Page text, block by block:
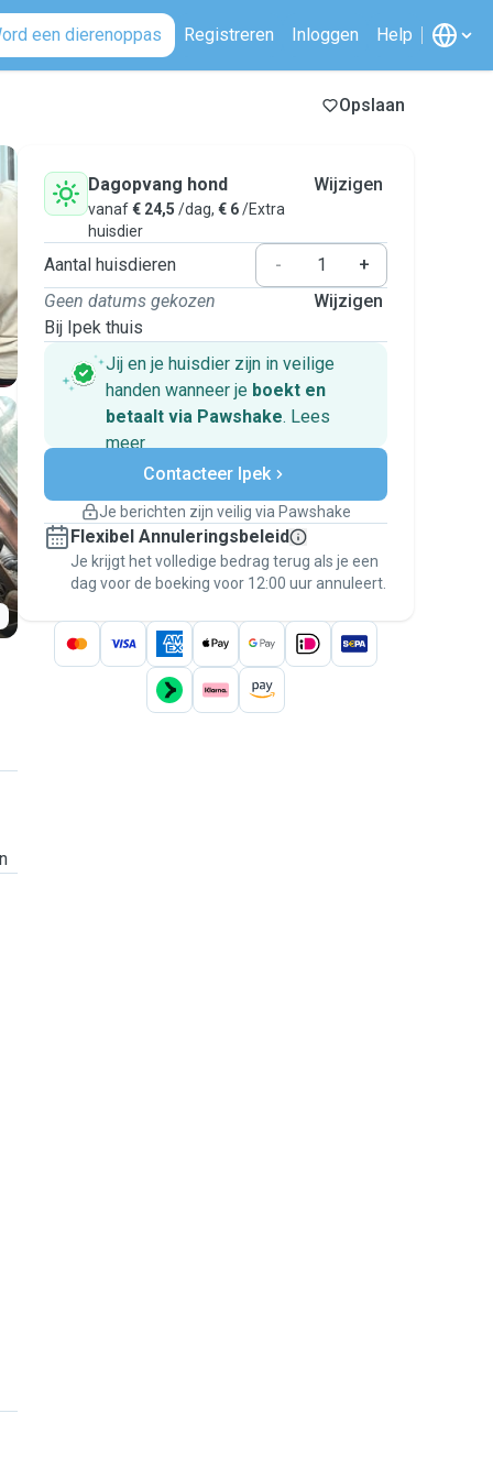
een dierenoppas Registreren Inloggen Help
Opslaan
Dagopvang hond
vanaf€ 24,5 /dag, € 6/Extra
huisdier
Wijzigen
Aantal huisdieren -
+
Geen datums gekozen
Bij Ipek thuis
Wijzigen
Jij en je huisdier zijn in veilige
handen wanneer je boekt en
betaalt via Pawshake. Lees
meer
Veilig betalen
Hulp als plannen veranderen
Regel alles via Pawshake — van eerste
bericht tot betaling — en geniet van de
Pawshake Garantie.
Contacteer Ipek
Je berichten zijn veilig via Pawshake
Flexibel Annuleringsbeleid
Je krijgt het volledige bedrag terug als je een
dag voor de boeking voor 12:00 uur annuleert.